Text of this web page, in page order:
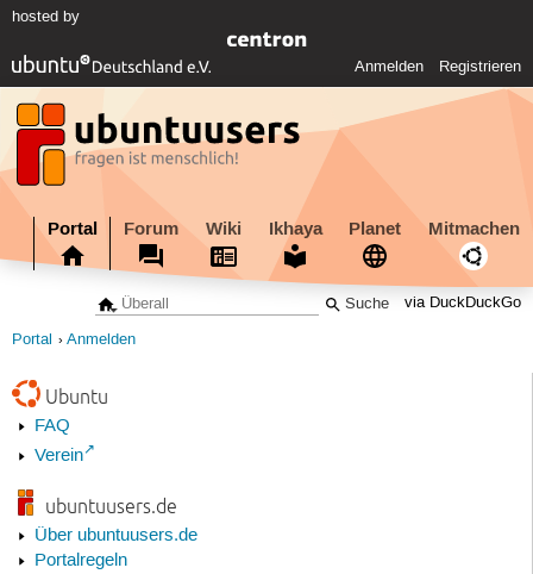
hosted by
Anmelden Registrieren
Portal Forum Wiki Ikhaya Planet Mitmachen
via DuckDuckGo
Portal Anmelden
Ubuntu
FAQ
Verein
ubuntuusers.de
Über ubuntuusers.de
Portalregeln